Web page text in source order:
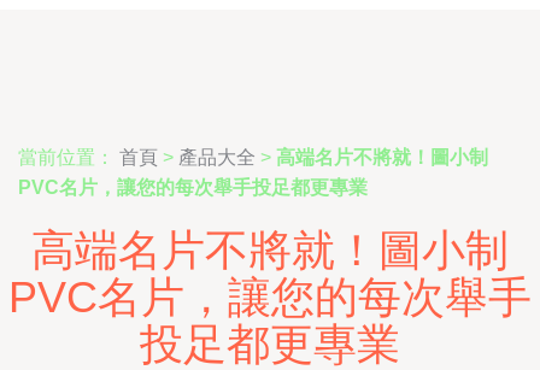
當前位置： 首頁 > 產品大全 > 高端名片不將就！圖小制
PVC名片，讓您的每次舉手投足都更專業
高端名片不將就！圖小制
PVC名片，讓您的每次舉手
投足都更專業